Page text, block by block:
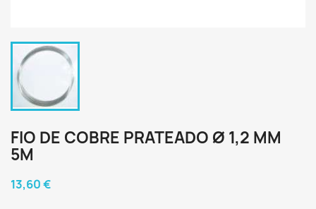
FIO DE COBRE PRATEADO Ø 1,2 MM
5M
13,60 €